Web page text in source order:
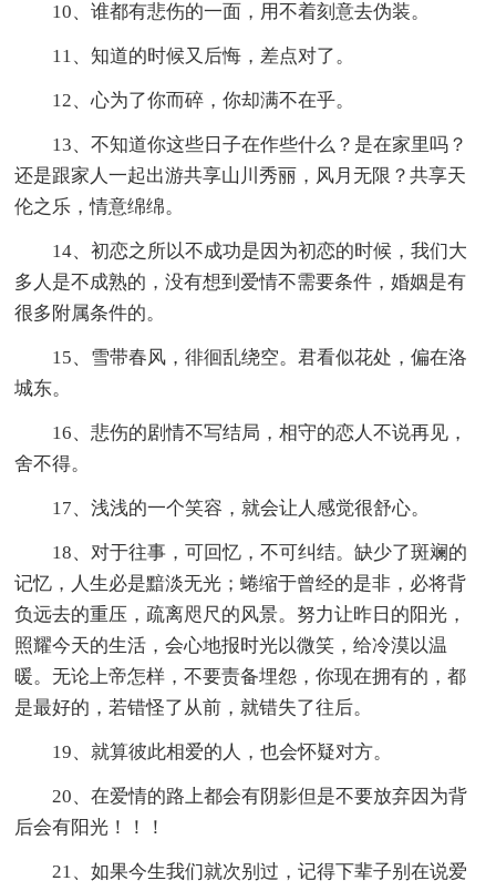
10、谁都有悲伤的一面，用不着刻意去伪装。
11、知道的时候又后悔，差点对了。
12、心为了你而碎，你却满不在乎。
13、不知道你这些日子在作些什么？是在家里吗？
还是跟家人一起出游共享山川秀丽，风月无限？共享天
伦之乐，情意绵绵。
14、初恋之所以不成功是因为初恋的时候，我们大
多人是不成熟的，没有想到爱情不需要条件，婚姻是有
很多附属条件的。
15、雪带春风，徘徊乱绕空。君看似花处，偏在洛
城东。
16、悲伤的剧情不写结局，相守的恋人不说再见，
舍不得。
17、浅浅的一个笑容，就会让人感觉很舒心。
18、对于往事，可回忆，不可纠结。缺少了斑斓的
记忆，人生必是黯淡无光；蜷缩于曾经的是非，必将背
负远去的重压，疏离咫尺的风景。努力让昨日的阳光，
照耀今天的生活，会心地报时光以微笑，给冷漠以温
暖。无论上帝怎样，不要责备埋怨，你现在拥有的，都
是最好的，若错怪了从前，就错失了往后。
19、就算彼此相爱的人，也会怀疑对方。
20、在爱情的路上都会有阴影但是不要放弃因为背
后会有阳光！！！
21、如果今生我们就次别过，记得下辈子别在说爱